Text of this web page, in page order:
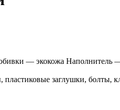
— экокожа Наполнитель
заглушки, болты,